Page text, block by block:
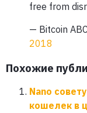
free from
— Bitcoin
2018
Похожие
Nano
кошелек в